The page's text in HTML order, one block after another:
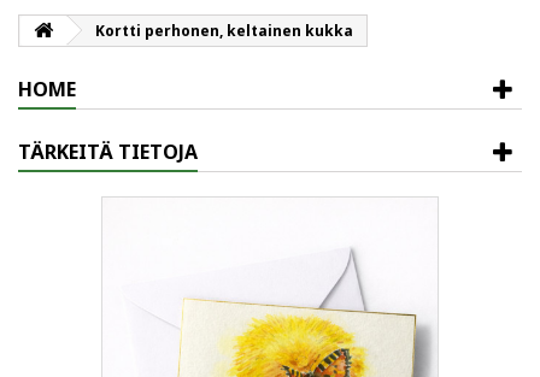
Kortti perhonen, keltainen kukka
HOME
TÄRKEITÄ TIETOJA